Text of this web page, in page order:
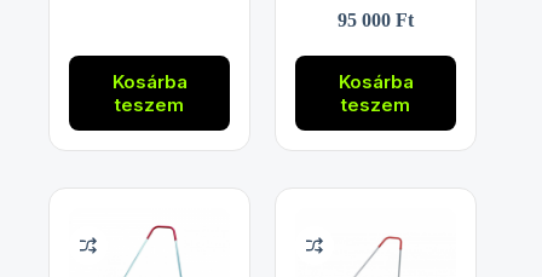
Kosárba
teszem
95 000Ft
Kosárba
teszem